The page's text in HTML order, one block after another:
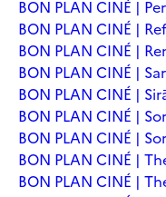
BON PLAN CINÉ |
BON PLAN CINÉ |
BON PLAN CINÉ |
BON PLAN CINÉ |
BON PLAN CINÉ |
BON PLAN CINÉ |
BON PLAN CINÉ |
BON PLAN CINÉ |
BON PLAN CINÉ |